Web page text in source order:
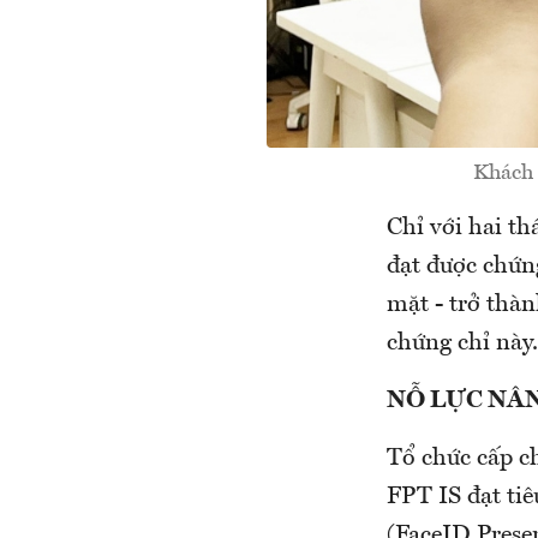
Chỉ với hai
đạt được
mặt - trở
chứng chỉ
NỖ LỰC
Tổ chức cấp
FPT IS đạt